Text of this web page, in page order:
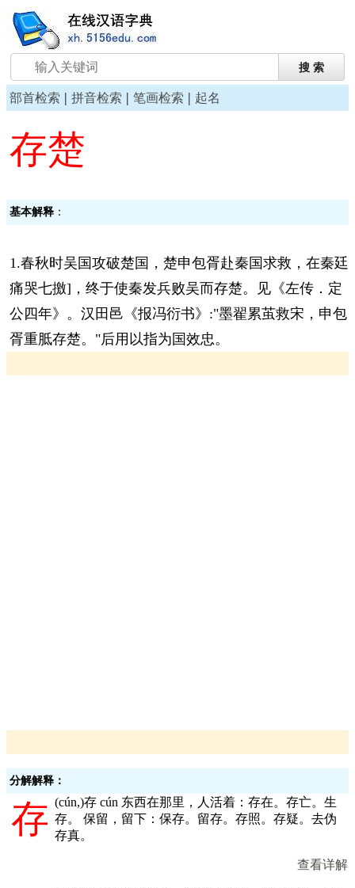
部首检索 | 拼音检索 | 笔画检索 | 起名
存楚
基本解释 ：
1.春秋时吴国攻破楚国，楚申包胥赴秦国求救，在秦廷
痛哭七撽]，终于使秦发兵败吴而存楚。见《左传．定
公四年》。汉田邑《报冯衍书》:"墨翟累茧救宋，申包
胥重胝存楚。"后用以指为国效忠。
分解解释：
存 (cún,)存 cún 东西在那里，人活着：存在。存亡。生
存。 保留，留下：保存。留存。存照。存疑。去伪
存真。
查看详解